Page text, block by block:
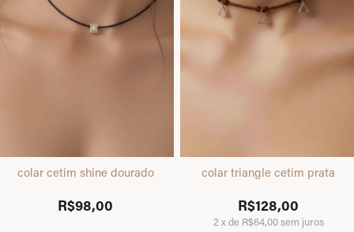
colar cetim shine dourado
R$98,00
colar triangle cetim prata
R$128,00
2 xde R$64,00sem juros